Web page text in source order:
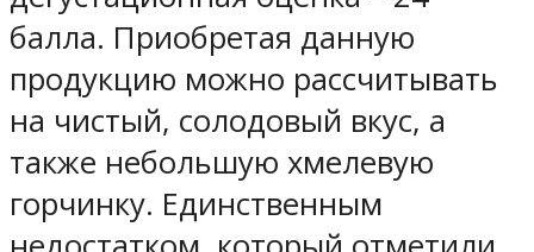
балла. Приобретая данную
продукцию можно рассчитывать
на чистый, солодовый вкус, а
также небольшую хмелевую
горчинку. Единственным